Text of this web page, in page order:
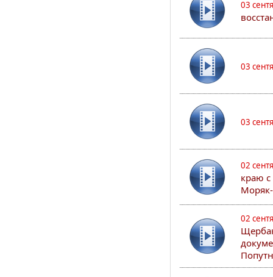
03
03
03
02
краю
02